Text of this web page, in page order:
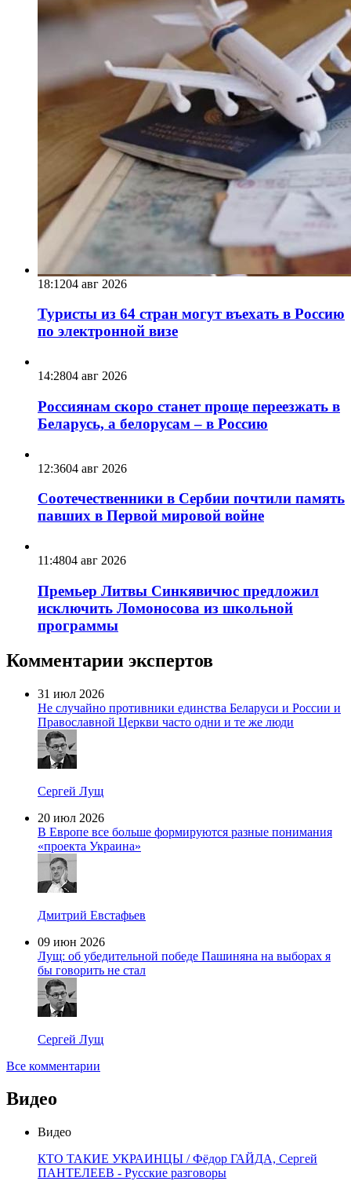
18:1204 авг 2026
Туристы из 64 стран могут въехать в Россию
по электронной визе
14:2804 авг 2026
Россиянам скоро станет проще переезжать в
Беларусь, а белорусам – в Россию
12:3604 авг 2026
Соотечественники в Сербии почтили память
павших в Первой мировой войне
11:4804 авг 2026
Премьер Литвы Синкявичюс предложил
исключить Ломоносова из школьной
программы
Комментарии экспертов
31 июл 2026
Не случайно противники единства Беларуси и России и
Православной Церкви часто одни и те же люди
Сергей Лущ
20 июл 2026
В Европе все больше формируются разные понимания
«проекта Украина»
Дмитрий Евстафьев
09 июн 2026
Лущ: об убедительной победе Пашиняна на выборах я
бы говорить не стал
Сергей Лущ
Все комментарии
Видео
Видео
КТО ТАКИЕ УКРАИНЦЫ / Фёдор ГАЙДА, Сергей
ПАНТЕЛЕЕВ - Русские разговоры